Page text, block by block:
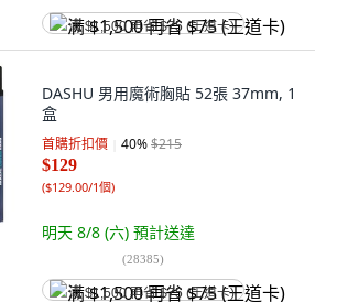
满 $1,500 再省 $75 (王道卡)
DASHU 男用魔術胸貼 52張 37mm, 1
盒
首購折扣價 40%$215
$129
($129.00/1個)
明天 8/8 (六) 預計送達
(28385)
满 $1,500 再省 $75 (王道卡)